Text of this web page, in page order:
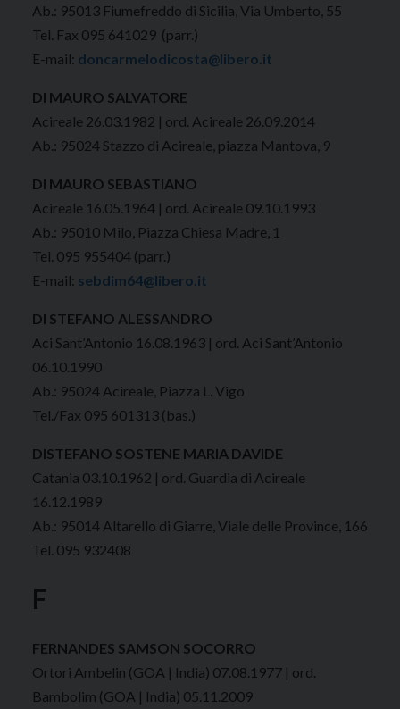
Ab.: 95013 Fiumefreddo di Sicilia, Via Umberto, 55
Tel. Fax 095 641029 (parr.)
E-mail: doncarmelodicosta@libero.it
DI MAURO SALVATORE
Acireale 26.03.1982 | ord. Acireale 26.09.2014
Ab.: 95024 Stazzo di Acireale, piazza Mantova, 9
DI MAURO SEBASTIANO
Acireale 16.05.1964 | ord. Acireale 09.10.1993
Ab.: 95010 Milo, Piazza Chiesa Madre, 1
Tel. 095 955404 (parr.)
E-mail: sebdim64@libero.it
DI STEFANO ALESSANDRO
Aci Sant’Antonio 16.08.1963 | ord. Aci Sant’Antonio
06.10.1990
Ab.: 95024 Acireale, Piazza L. Vigo
Tel./Fax 095 601313 (bas.)
DISTEFANO SOSTENE MARIA DAVIDE
Catania 03.10.1962 | ord. Guardia di Acireale
16.12.1989
Ab.: 95014 Altarello di Giarre, Viale delle Province, 166
Tel. 095 932408
F
FERNANDES SAMSON SOCORRO
Ortori Ambelin (GOA | India) 07.08.1977 | ord.
Bambolim (GOA | India) 05.11.2009